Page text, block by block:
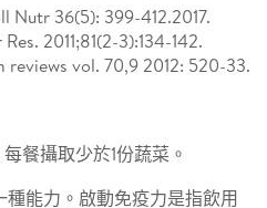
Nutr 36(5): 399-412.2017.
2011;81(2-3):134-142.
reviews vol. 70,9 2012: 520-33.
餐攝取少於1份蔬菜。
能力。啟動免疫力是指飲用